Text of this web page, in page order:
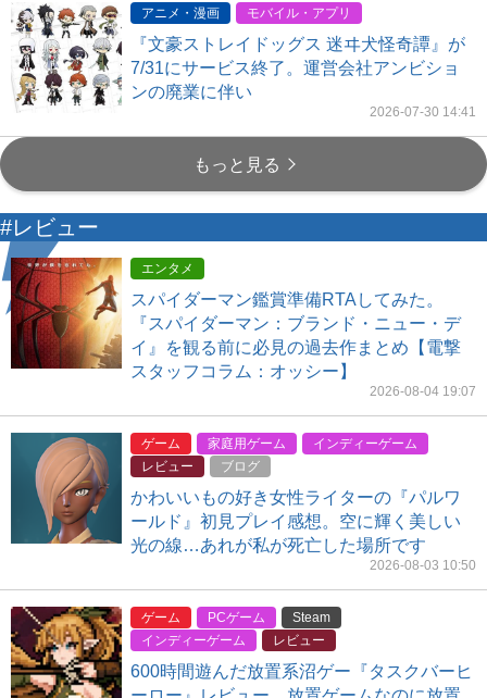
アニメ・漫画 モバイル・アプリ
『文豪ストレイドッグス 迷ヰ犬怪奇譚』が
7/31にサービス終了。運営会社アンビショ
ンの廃業に伴い
2026-07-30 14:41
もっと見る
#レビュー
エンタメ
スパイダーマン鑑賞準備RTAしてみた。
『スパイダーマン：ブランド・ニュー・デ
イ』を観る前に必見の過去作まとめ【電撃
スタッフコラム：オッシー】
2026-08-04 19:07
ゲーム 家庭用ゲーム
インディーゲーム
レビュー
ブログ
かわいいもの好き女性ライターの『パルワ
ールド』初見プレイ感想。空に輝く美しい
光の線…あれが私が死亡した場所です
2026-08-03 10:50
ゲーム PCゲーム
Steam
インディーゲーム
レビュー
600時間遊んだ放置系沼ゲー『タスクバーヒ